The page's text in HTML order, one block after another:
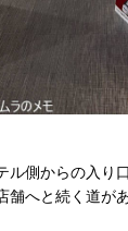
ル側からの入り口
舗へと続く道があ